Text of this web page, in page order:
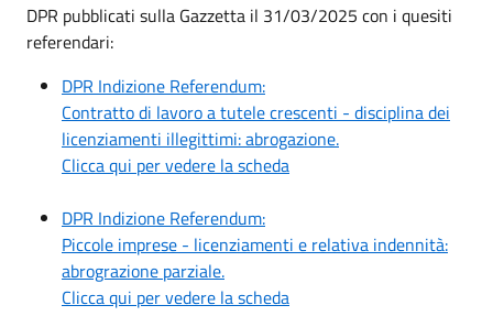
DPR pubblicati sulla Gazzetta il 31/03/2025 con i quesiti
referendari:
DPR Indizione Referendum:
Contratto di lavoro a tutele crescenti - disciplina dei
licenziamenti illegittimi: abrogazione.
Clicca qui per vedere la scheda
DPR Indizione Referendum:
Piccole imprese - licenziamenti e relativa indennità:
abrograzione parziale.
Clicca qui per vedere la scheda